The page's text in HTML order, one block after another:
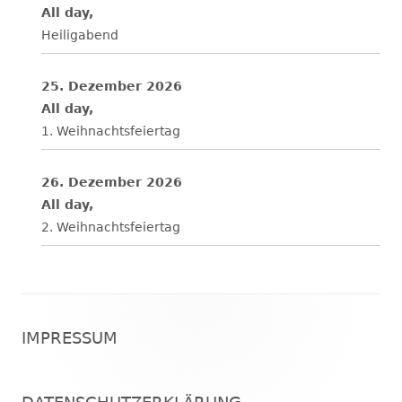
All day,
Heiligabend
25. Dezember 2026
All day,
1. Weihnachtsfeiertag
26. Dezember 2026
All day,
2. Weihnachtsfeiertag
Inhalt
IMPRESSUM